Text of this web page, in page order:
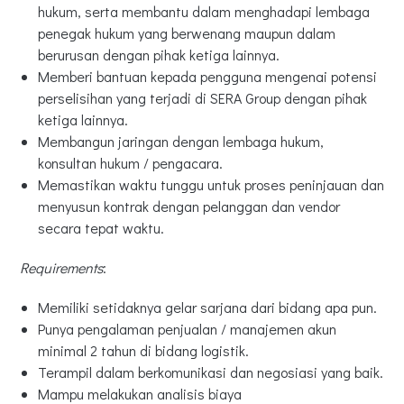
hukum, serta membantu dalam menghadapi lembaga
penegak hukum yang berwenang maupun dalam
berurusan dengan pihak ketiga lainnya.
Memberi bantuan kepada pengguna mengenai potensi
perselisihan yang terjadi di SERA Group dengan pihak
ketiga lainnya.
Membangun jaringan dengan lembaga hukum,
konsultan hukum / pengacara.
Memastikan waktu tunggu untuk proses peninjauan dan
menyusun kontrak dengan pelanggan dan vendor
secara tepat waktu.
Requirements:
Memiliki setidaknya gelar sarjana dari bidang apa pun.
Punya pengalaman penjualan / manajemen akun
minimal 2 tahun di bidang logistik.
Terampil dalam berkomunikasi dan negosiasi yang baik.
Mampu melakukan analisis biaya